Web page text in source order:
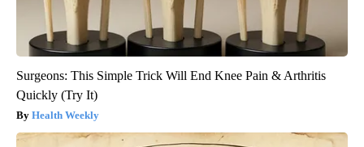
Surgeons: This Simple Trick Will End Knee Pain & Arthritis
Quickly (Try It)
Health Weekly